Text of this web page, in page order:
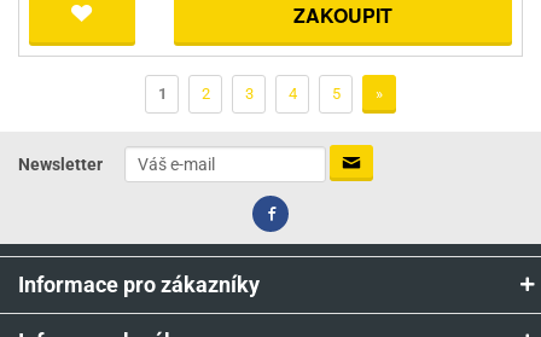
ZAKOUPIT
1 2 3 4 5 »
Newsletter
Informace pro zákazníky